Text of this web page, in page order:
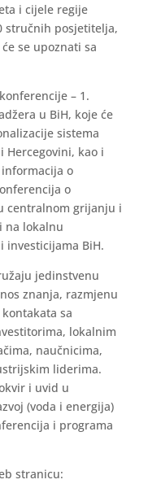
i cijele regije
stručnih posjetitelja,
se upoznati sa
– 1.
u BiH, koje će
sistema
Hercegovini, kao i
o
o
centralnom grijanju i
na lokalnu
BiH.
jedinstvenu
znanja, razmjenu
sa
lokalnim
naučnicima,
liderima.
i uvid u
(voda i energija)
i programa
stranicu: